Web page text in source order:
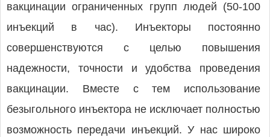
вакцинации ограниченных групп людей (50-100
инъекций в час). Инъекторы постоянно
совершенствуются с целью повышения
надежности, точности и удобства проведения
вакцинации. Вместе с тем использование
безыгольного инъектора не исключает полностью
возможность передачи инъекций. У нас широко